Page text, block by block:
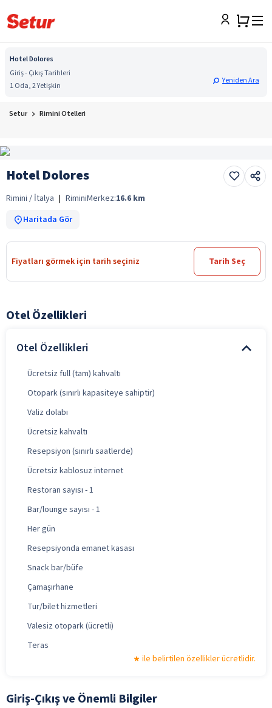
Hotel Dolores
Giriş - Çıkış Tarihleri
1 Oda, 2 Yetişkin
Yeniden Ara
Setur Rimini Otelleri
Hotel Dolores
Rimini / İtalya | RiminiMerkez:16.6 km
Haritada Gör
Fiyatları görmek için tarih seçiniz Tarih Seç
Otel Özellikleri
Otel Özellikleri
Ücretsiz full (tam) kahvaltı
Otopark (sınırlı kapasiteye sahiptir)
Valiz dolabı
Ücretsiz kahvaltı
Resepsiyon (sınırlı saatlerde)
Ücretsiz kablosuz internet
Restoran sayısı - 1
Bar/lounge sayısı - 1
Her gün
Resepsiyonda emanet kasası
Snack bar/büfe
Çamaşırhane
Tur/bilet hizmetleri
Valesiz otopark (ücretli)
Teras
ile belirtilen özellikler ücretlidir.
Giriş-Çıkış ve Önemli Bilgiler